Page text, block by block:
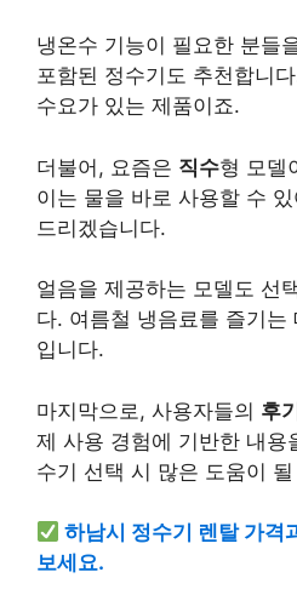
냉온수 기능이 필요한 분들
포함된 정수기도 추천합니
수요가 있는 제품이죠.
더불어, 요즘은 직수형 모델
이는 물을 바로 사용할 수
드리겠습니다.
얼음을 제공하는 모델도 선
다. 여름철 냉음료를 즐기는
입니다.
마지막으로, 사용자들의 후
제 사용 경험에 기반한 내용
수기 선택 시 많은 도움이
하남시 정수기 렌탈 가격
보세요.